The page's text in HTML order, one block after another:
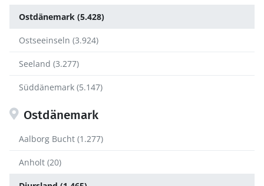
Ostdänemark (5.428)
Ostseeinseln (3.924)
Seeland (3.277)
Süddänemark (5.147)
Ostdänemark
Aalborg Bucht (1.277)
Anholt (20)